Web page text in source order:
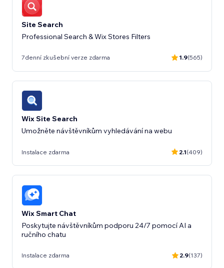
Site Search
Professional Search & Wix Stores Filters
7denní zkušební verze zdarma 1.9(565)
Wix Site Search
Instalace zdarma 2.1(409)
Wix Smart Chat
Poskytujte návštěvníkům podporu 24/7 pomocí AI a
ručního chatu
Instalace zdarma 2.9(137)